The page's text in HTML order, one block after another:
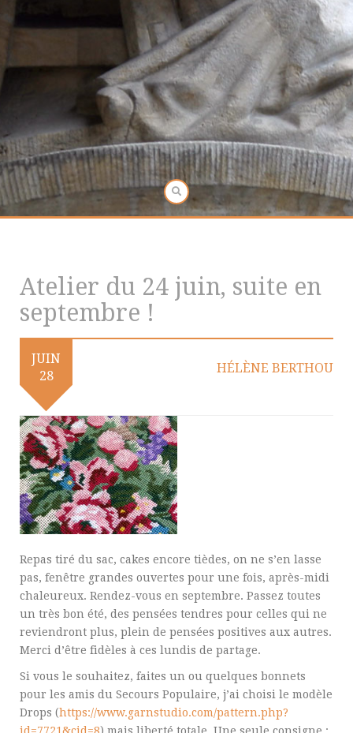
Atelier du 24 juin, suite en
septembre !
JUIN
28
HÉLÈNE BERTHOU
Repas tiré du sac, cakes encore tièdes, on ne s’en lasse
pas, fenêtre grandes ouvertes pour une fois, après-midi
chaleureux. Rendez-vous en septembre. Passez toutes
un très bon été, des pensées tendres pour celles qui ne
reviendront plus, plein de pensées positives aux autres.
Merci d’être fidèles à ces lundis de partage.
Si vous le souhaitez, faites un ou quelques bonnets
pour les amis du Secours Populaire, j’ai choisi le modèle
Drops (https://www.garnstudio.com/pattern.php?